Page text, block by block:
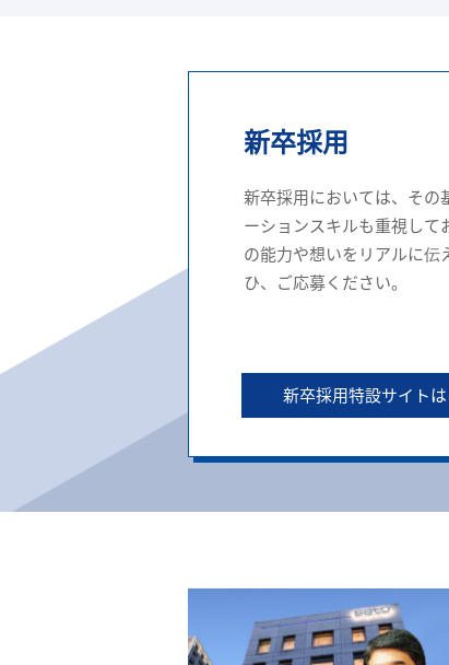
新卒採用
新卒採用においては、その
ーションスキルも重視して
の能力や想いをリアルに伝
ひ、ご応募ください。
新卒採用特設サイト